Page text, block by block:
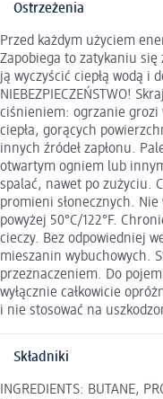
Ostrzeżenia
Przed każdym użyciem
Zapobiega to zatykaniu
ją wyczyścić ciepłą wodą i
NIEBEZPIECZEŃSTWO!
ciśnieniem: ogrzanie grozi
ciepła, gorących
innych źródeł zapłonu.
otwartym ogniem lub
spalać, nawet po zużyciu.
promieni słonecznych.
powyżej 50°C/122°F.
cieczy. Bez odpowiedniej
mieszanin wybuchowych.
przeznaczeniem. Do
wyłącznie całkowicie
i nie stosować na
Składniki
INGREDIENTS: BUTANE,